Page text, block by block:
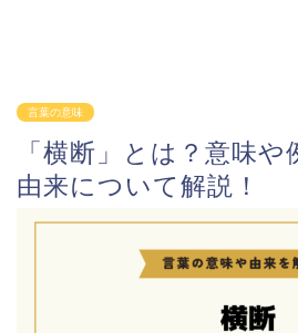
言葉の意味
「横断」とは？意味
由来について解説！